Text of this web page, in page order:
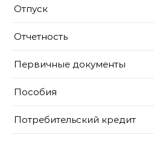
Отпуск
Отчетность
Первичные документы
Пособия
Потребительский кредит